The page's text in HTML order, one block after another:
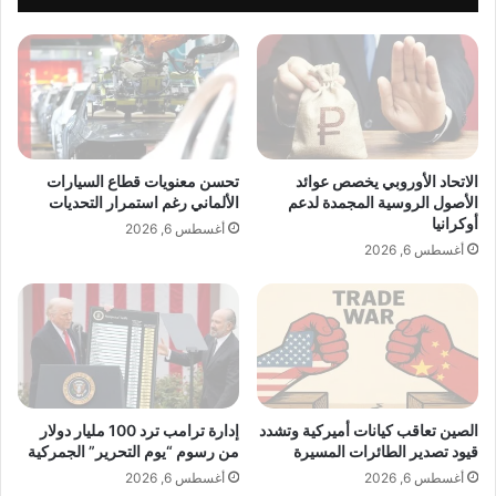
ط
ص
ع
د
ب
ي
ن
إ
ر
و
م
ي
ر
ك
م
س
ق
ا
ل
أ
ع
م
ل
د
ل
ي
ة
ع
الاتحاد الأوروبي يخصص عوائد
الأصول الروسية المجمدة لدعم
أوكرانيا
أغسطس 6, 2026
تحسن معنويات قطاع السيارات
الألماني رغم استمرار التحديات
أغسطس 6, 2026
الصين تعاقب كيانات أميركية وتشدد
قيود تصدير الطائرات المسيرة
أغسطس 6, 2026
إدارة ترامب ترد 100 مليار دولار
من رسوم “يوم التحرير” الجمركية
أغسطس 6, 2026